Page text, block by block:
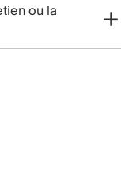
ou la